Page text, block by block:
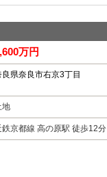
万円
良県奈良市右京3丁目
地
鉄京都線 高の原駅 徒歩12分